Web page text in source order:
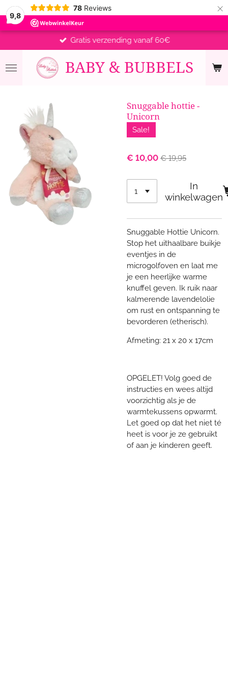
9,8
78 Reviews ×
BABY & BUBBELS
Gratis verzending vanaf 60€
Snuggable hottie -
Unicorn
Sale!
€ 10,00 € 19,95
In
winkelwagen
Snuggable Hottie Unicorn.
Stop het uithaalbare buikje
eventjes in de
microgolfoven en laat me
je een heerlijke warme
knuffel geven. Ik ruik naar
kalmerende lavendelolie
om rust en ontspanning te
bevorderen (etherisch).
Afmeting: 21 x 20 x 17cm
OPGELET! Volg goed de
instructies en wees altijd
voorzichtig als je de
warmtekussens opwarmt.
Let goed op dat het niet té
heet is voor je ze gebruikt
of aan je kinderen geeft.